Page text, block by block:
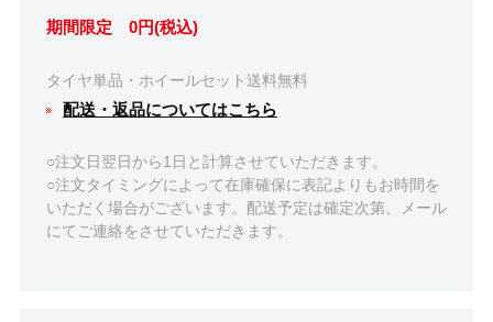
期間限定 0円(税込)
タイヤ単品・ホイールセット送料無料
配送・返品についてはこちら
○注文日翌日から1日と計算させていただきます。
○注文タイミングによって在庫確保に表記よりもお時間を
いただく場合がございます。配送予定は確定次第、メール
にてご連絡をさせていただきます。